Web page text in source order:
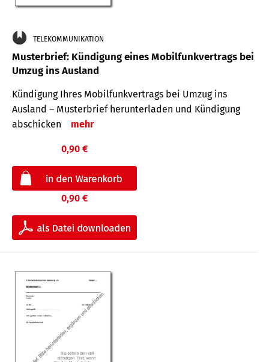
TELEKOMMUNIKATION
Musterbrief: Kündigung eines Mobilfunkvertrags bei
Umzug ins Ausland
Kündigung Ihres Mobilfunkvertrags bei Umzug ins
Ausland – Musterbrief herunterladen und Kündigung
abschicken
mehr
0,90 €
0,90 €